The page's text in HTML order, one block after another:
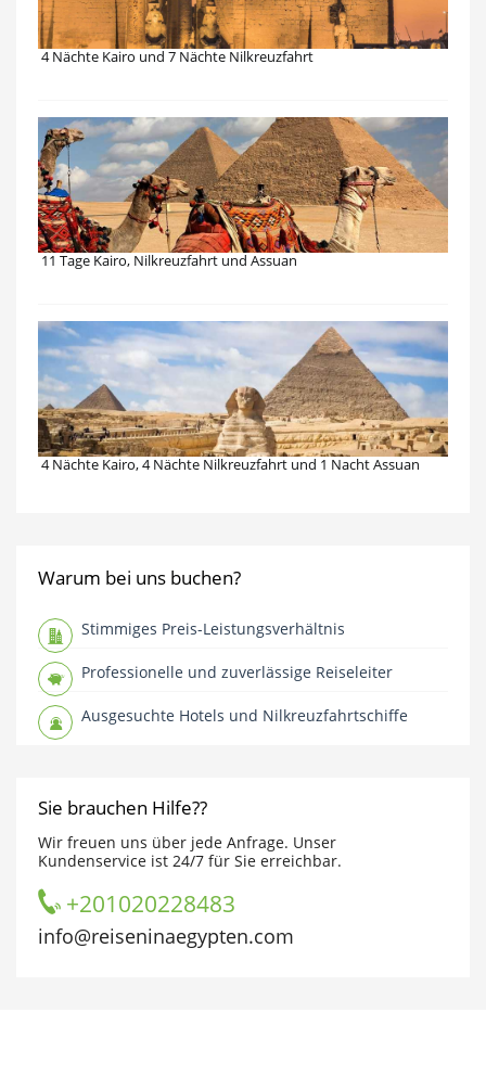
4 Nächte Kairo und 7 Nächte Nilkreuzfahrt
11 Tage Kairo, Nilkreuzfahrt und Assuan
4 Nächte Kairo, 4 Nächte Nilkreuzfahrt und 1 Nacht Assuan
Warum bei uns buchen?
Stimmiges Preis-Leistungsverhältnis
Professionelle und zuverlässige Reiseleiter
Ausgesuchte Hotels und Nilkreuzfahrtschiffe
Sie brauchen Hilfe??
Wir freuen uns über jede Anfrage. Unser
Kundenservice ist 24/7 für Sie erreichbar.
+201020228483
info@reiseninaegypten.com